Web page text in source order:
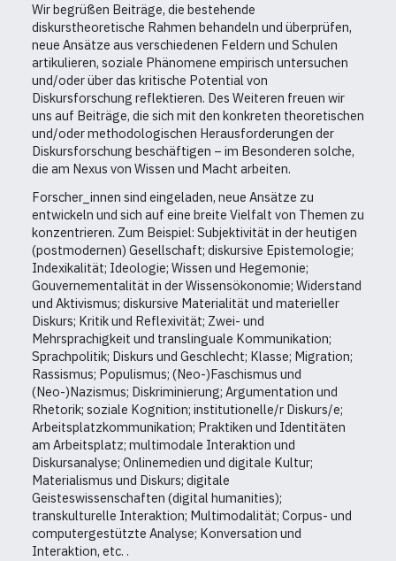
Wir begrüßen Beiträge, die bestehende
diskurstheoretische Rahmen behandeln und überprüfen,
neue Ansätze aus verschiedenen Feldern und Schulen
artikulieren, soziale Phänomene empirisch untersuchen
und/oder über das kritische Potential von
Diskursforschung reflektieren. Des Weiteren freuen wir
uns auf Beiträge, die sich mit den konkreten theoretischen
und/oder methodologischen Herausforderungen der
Diskursforschung beschäftigen – im Besonderen solche,
die am Nexus von Wissen und Macht arbeiten.
Forscher_innen sind eingeladen, neue Ansätze zu
entwickeln und sich auf eine breite Vielfalt von Themen zu
konzentrieren. Zum Beispiel: Subjektivität in der heutigen
(postmodernen) Gesellschaft; diskursive Epistemologie;
Indexikalität; Ideologie; Wissen und Hegemonie;
Gouvernementalität in der Wissensökonomie; Widerstand
und Aktivismus; diskursive Materialität und materieller
Diskurs; Kritik und Reflexivität; Zwei- und
Mehrsprachigkeit und translinguale Kommunikation;
Sprachpolitik; Diskurs und Geschlecht; Klasse; Migration;
Rassismus; Populismus; (Neo-)Faschismus und
(Neo-)Nazismus; Diskriminierung; Argumentation und
Rhetorik; soziale Kognition; institutionelle/r Diskurs/e;
Arbeitsplatzkommunikation; Praktiken und Identitäten
am Arbeitsplatz; multimodale Interaktion und
Diskursanalyse; Onlinemedien und digitale Kultur;
Materialismus und Diskurs; digitale
Geisteswissenschaften (digital humanities);
transkulturelle Interaktion; Multimodalität; Corpus- und
computergestützte Analyse; Konversation und
Interaktion, etc. .